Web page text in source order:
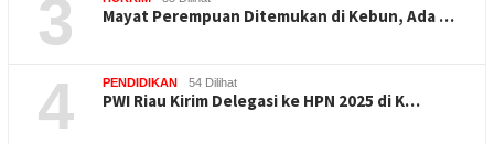
3 Mayat Perempuan Ditemukan di Kebun, Ada …
4 PENDIDIKAN 54 Dilihat
PWI Riau Kirim Delegasi ke HPN 2025 di K…